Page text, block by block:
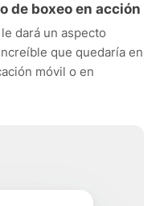
de boxeo en acción
dará un aspecto
que quedaría en
móvil o en